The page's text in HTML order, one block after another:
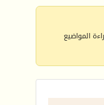
المواضيع